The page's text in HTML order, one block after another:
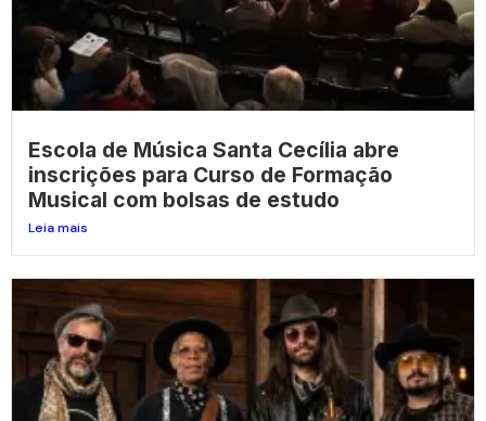
Escola de Música Santa Cecília abre
inscrições para Curso de Formação
Musical com bolsas de estudo
Leia mais